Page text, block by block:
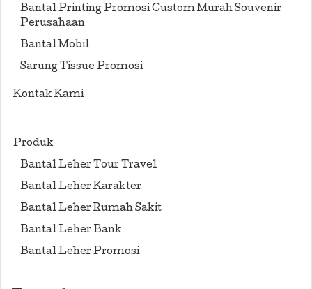
Bantal Printing Promosi Custom Murah Souvenir
Perusahaan
Bantal Mobil
Sarung Tissue Promosi
Kontak Kami
Produk
Bantal Leher Tour Travel
Bantal Leher Karakter
Bantal Leher Rumah Sakit
Bantal Leher Bank
Bantal Leher Promosi